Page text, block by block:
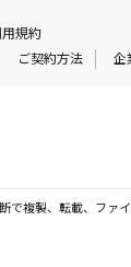
用規約
ご契約方法 企
複製、転載、ファ